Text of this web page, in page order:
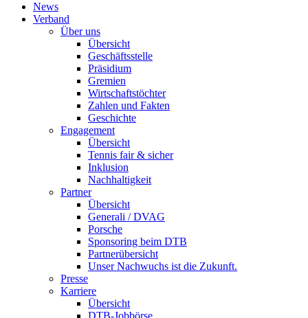
News
Verband
Über uns
Übersicht
Geschäftsstelle
Präsidium
Gremien
Wirtschaftstöchter
Zahlen und Fakten
Geschichte
Engagement
Übersicht
Tennis fair & sicher
Inklusion
Nachhaltigkeit
Partner
Übersicht
Generali / DVAG
Porsche
Sponsoring beim DTB
Partnerübersicht
Unser Nachwuchs ist die Zukunft.
Presse
Karriere
Übersicht
DTB-Jobbörse